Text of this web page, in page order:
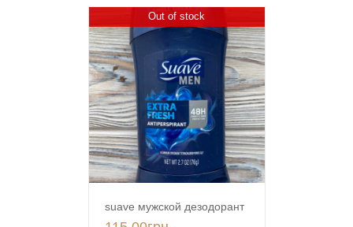
Out of stock
suave мужской дезодорант